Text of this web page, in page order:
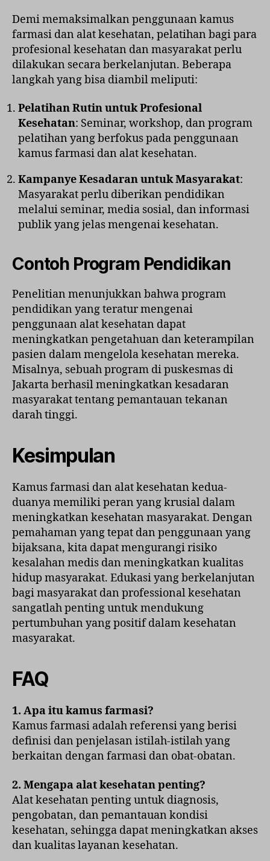
Demi memaksimalkan penggunaan kamus
farmasi dan alat kesehatan, pelatihan bagi para
profesional kesehatan dan masyarakat perlu
dilakukan secara berkelanjutan. Beberapa
langkah yang bisa diambil meliputi:
Pelatihan Rutin untuk Profesional
Kesehatan: Seminar, workshop, dan program
pelatihan yang berfokus pada penggunaan
kamus farmasi dan alat kesehatan.
Kampanye Kesadaran untuk Masyarakat:
Masyarakat perlu diberikan pendidikan
melalui seminar, media sosial, dan informasi
publik yang jelas mengenai kesehatan.
Contoh Program Pendidikan
Penelitian menunjukkan bahwa program
pendidikan yang teratur mengenai
penggunaan alat kesehatan dapat
meningkatkan pengetahuan dan keterampilan
pasien dalam mengelola kesehatan mereka.
Misalnya, sebuah program di puskesmas di
Jakarta berhasil meningkatkan kesadaran
masyarakat tentang pemantauan tekanan
darah tinggi.
Kesimpulan
Kamus farmasi dan alat kesehatan kedua-
duanya memiliki peran yang krusial dalam
meningkatkan kesehatan masyarakat. Dengan
pemahaman yang tepat dan penggunaan yang
bijaksana, kita dapat mengurangi risiko
kesalahan medis dan meningkatkan kualitas
hidup masyarakat. Edukasi yang berkelanjutan
bagi masyarakat dan professional kesehatan
sangatlah penting untuk mendukung
pertumbuhan yang positif dalam kesehatan
masyarakat.
FAQ
1. Apa itu kamus farmasi?
Kamus farmasi adalah referensi yang berisi
definisi dan penjelasan istilah-istilah yang
berkaitan dengan farmasi dan obat-obatan.
2. Mengapa alat kesehatan penting?
Alat kesehatan penting untuk diagnosis,
pengobatan, dan pemantauan kondisi
kesehatan, sehingga dapat meningkatkan akses
dan kualitas layanan kesehatan.